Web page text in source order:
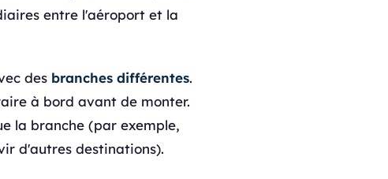
entre l'aéroport et la
des branches différentes.
à bord avant de monter.
la branche (par exemple,
d'autres destinations).